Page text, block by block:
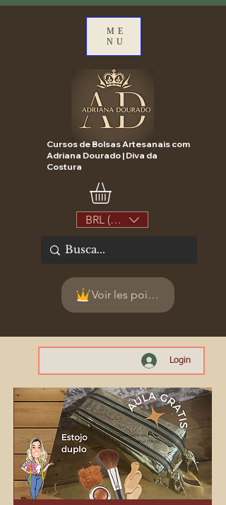
ME
NU
Cursos de Bolsas Artesanais com
Adriana Dourado | Diva da
Costura
BRL (R$)
Voir les points
Login